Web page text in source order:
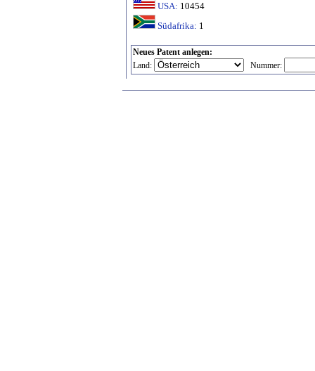
USA: 10454
Südafrika: 1
Neues Patent anlegen:
Land:
Nummer: